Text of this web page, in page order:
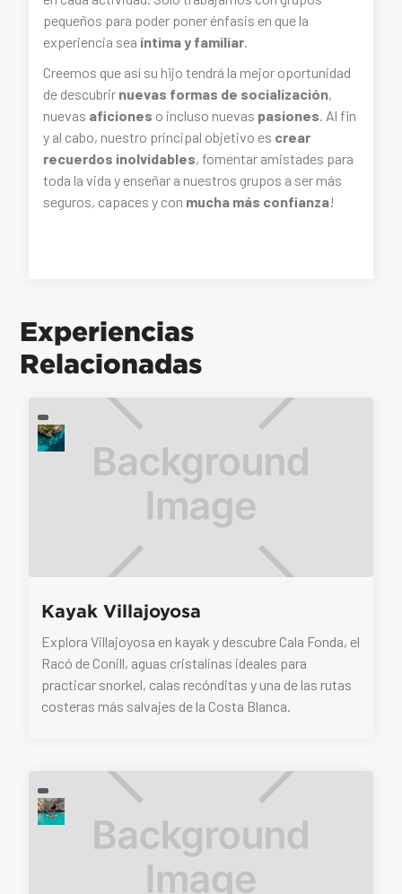
pequeños para poder poner énfasis en que la
experiencia sea íntima y familiar
Creemos que así su hijo tendrá la mejor oportunidad
de descubrir nuevas formas de socialización,
nuevas aficiones o incluso nuevas pasiones . Al fin
y al cabo, nuestro principal objetivo es crear
recuerdos inolvidables, fomentar amistades para
toda la vida y enseñar a nuestros grupos a ser más
seguros, capaces y con mucha más confianza!
Experiencias
Relacionadas
Kayak Villajoyosa
Explora Villajoyosa en kayak y descubre Cala Fonda, el
Racó de Conill, aguas cristalinas ideales para
practicar snorkel, calas recónditas y una de las rutas
costeras más salvajes de la Costa Blanca.